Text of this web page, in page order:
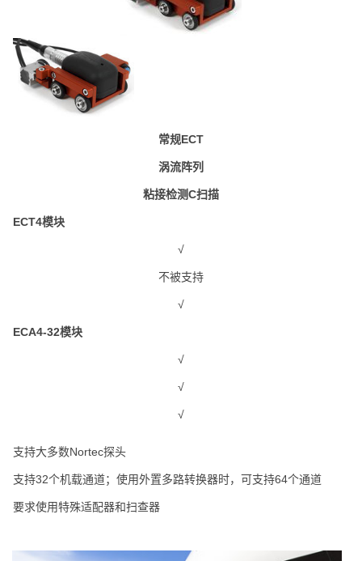
常规ECT
涡流阵列
粘接检测C扫描
ECT4模块
√
不被支持
√
ECA4-32模块
√
√
√
支持大多数Nortec探头
支持32个机载通道；使用外置多路转换器时，可支持64个通道
要求使用特殊适配器和扫查器